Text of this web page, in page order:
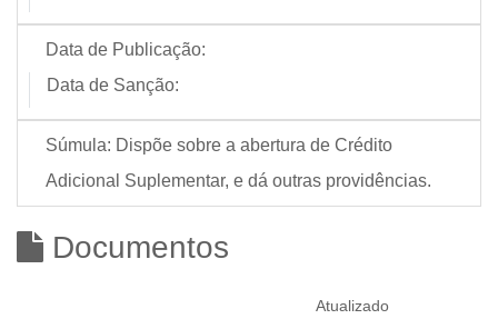
Data de Publicação:
Data de Sanção:
Súmula: Dispõe sobre a abertura de Crédito
Adicional Suplementar, e dá outras providências.
Documentos
Atualizado